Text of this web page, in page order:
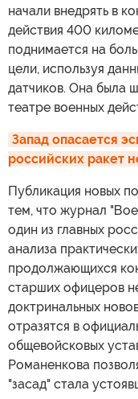
начали внедрять в
действия 400
поднимается на
цели, используя
датчиков. Она была
театре военных
Запад опасается
российских ракет
Публикация новых
тем, что журнал
один из главных
анализа
продолжающихся
старших офицеров
доктринальных
отразятся в
общевойсковых
Романенкова
"засад" стала